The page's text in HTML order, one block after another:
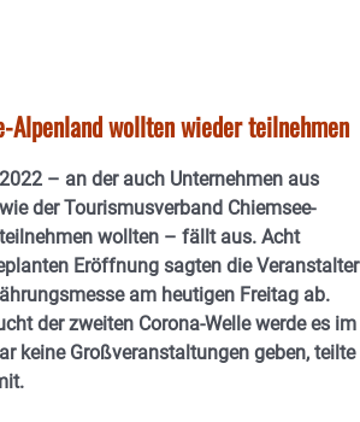
Alpenland wollten wieder teilnehmen
– an der auch Unternehmen aus
der Tourismusverband Chiemsee-
wollten – fällt aus. Acht
Eröffnung sagten die Veranstalter
am heutigen Freitag ab.
der zweiten Corona-Welle werde es im
keine Großveranstaltungen geben, teilte